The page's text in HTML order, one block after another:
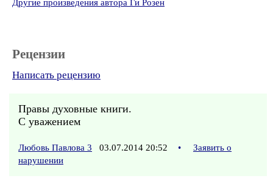
Другие произведения автора Ги Розен
Рецензии
Написать рецензию
Правы духовные книги.
С уважением
Любовь Павлова 3 03.07.2014 20:52 •
Заявить о
нарушении